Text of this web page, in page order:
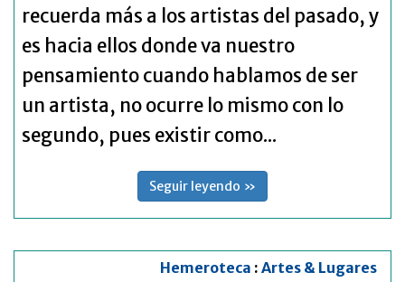
recuerda más a los artistas del pasado, y
es hacia ellos donde va nuestro
pensamiento cuando hablamos de ser
un artista, no ocurre lo mismo con lo
segundo, pues existir como...
Seguir leyendo »
Hemeroteca : Artes & Lugares